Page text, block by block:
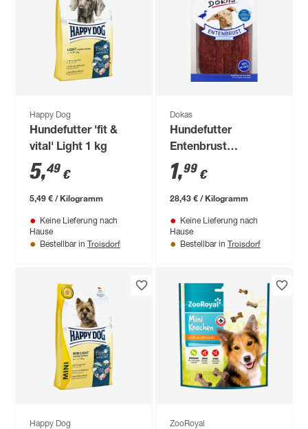
Happy Dog
Hundefutter 'fit &
vital' Light 1 kg
5,49 €
5,49 € / Kilogramm
Keine Lieferung nach
Hause
Bestellbar in Troisdorf
Dokas
Hundefutter
Entenbrust
getrocknet 70 g
1,99 €
28,43 € / Kilogramm
Keine Lieferung nach
Hause
Bestellbar in Troisdorf
Happy Dog ZooRoyal